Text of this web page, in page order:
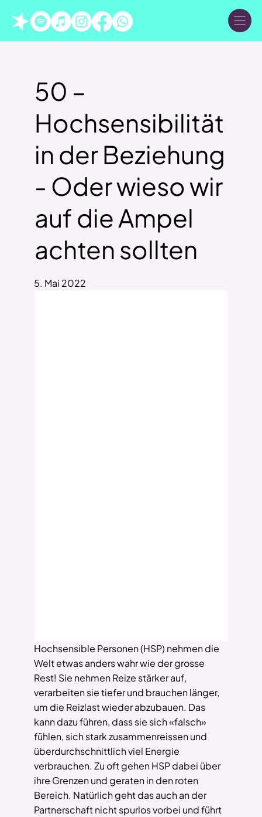
50 –
Hochsensibilität
in der Beziehung
- Oder wieso wir
auf die Ampel
achten sollten
5. Mai 2022
Hochsensible Personen (HSP) nehmen die
Welt etwas anders wahr wie der grosse
Rest! Sie nehmen Reize stärker auf,
verarbeiten sie tiefer und brauchen länger,
um die Reizlast wieder abzubauen. Das
kann dazu führen, dass sie sich «falsch»
fühlen, sich stark zusammenreissen und
überdurchschnittlich viel Energie
verbrauchen. Zu oft gehen HSP dabei über
ihre Grenzen und geraten in den roten
Bereich. Natürlich geht das auch an der
Partnerschaft nicht spurlos vorbei und führt